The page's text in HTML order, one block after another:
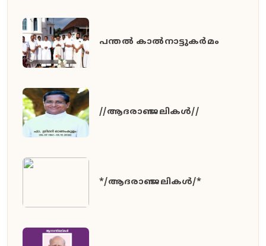
പന്തൽ കാൽനാട്ടുകർമം
//ആദരാഞ്ജലികൾ//
*/ആദരാഞ്ജലികൾ/*